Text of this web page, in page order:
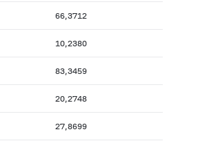
66,3712
10,2380
83,3459
20,2748
27,8699